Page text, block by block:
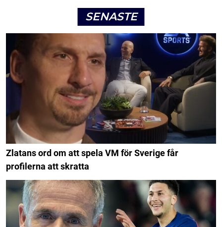
SENASTE
Zlatans ord om att spela VM för Sverige får
profilerna att skratta